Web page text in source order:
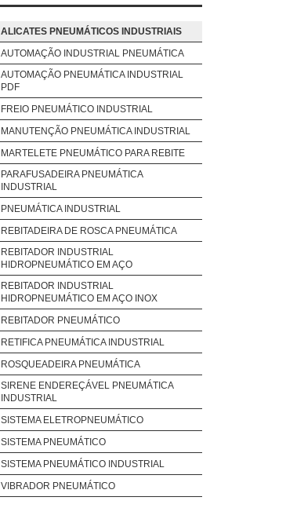
ALICATES PNEUMÁTICOS INDUSTRIAIS
AUTOMAÇÃO INDUSTRIAL PNEUMÁTICA
AUTOMAÇÃO PNEUMÁTICA INDUSTRIAL
PDF
FREIO PNEUMÁTICO INDUSTRIAL
MANUTENÇÃO PNEUMÁTICA INDUSTRIAL
MARTELETE PNEUMÁTICO PARA REBITE
PARAFUSADEIRA PNEUMÁTICA
INDUSTRIAL
PNEUMÁTICA INDUSTRIAL
REBITADEIRA DE ROSCA PNEUMÁTICA
REBITADOR INDUSTRIAL
HIDROPNEUMÁTICO EM AÇO
REBITADOR INDUSTRIAL
HIDROPNEUMÁTICO EM AÇO INOX
REBITADOR PNEUMÁTICO
RETIFICA PNEUMÁTICA INDUSTRIAL
ROSQUEADEIRA PNEUMÁTICA
SIRENE ENDEREÇÁVEL PNEUMÁTICA
INDUSTRIAL
SISTEMA ELETROPNEUMÁTICO
SISTEMA PNEUMÁTICO
SISTEMA PNEUMÁTICO INDUSTRIAL
VIBRADOR PNEUMÁTICO